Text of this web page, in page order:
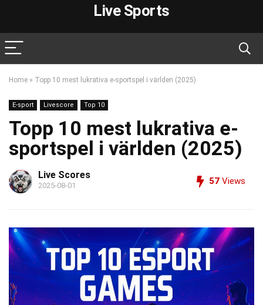
Live Sports
Home » Topp 10 mest lukrativa e-sportspel i världen (2025)
E-sport Livescore Top 10
Topp 10 mest lukrativa e-
sportspel i världen (2025)
Live Scores
2025-08-01 57 Views